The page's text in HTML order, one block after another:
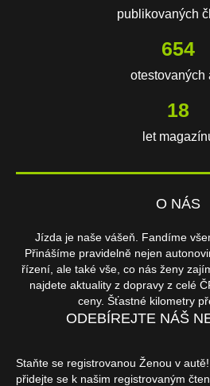
publikovaných
654
otestovaných
18
let
O NÁS
Jízda je naše vášeň. Fandíme
Přinášíme pravidelně nejen
řízení, ale také vše, co nás ženy
najdete aktuality z dopravy z celé
ceny. Šťastné kilometry
ODEBÍREJTE NÁŠ
Staňte se registrovanou Ženou v
přidejte se k našim registrovaným